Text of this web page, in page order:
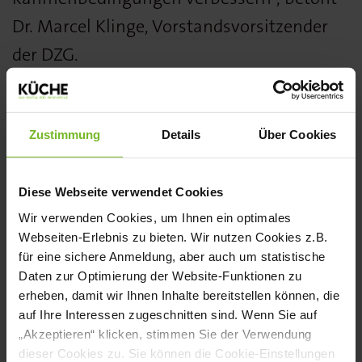
Zustimmung Details Über Cookies
Diese Webseite verwendet Cookies
Wir verwenden Cookies, um Ihnen ein optimales
Webseiten-Erlebnis zu bieten. Wir nutzen Cookies z.B.
für eine sichere Anmeldung, aber auch um statistische
Daten zur Optimierung der Website-Funktionen zu
erheben, damit wir Ihnen Inhalte bereitstellen können, die
auf Ihre Interessen zugeschnitten sind. Wenn Sie auf
„Akzeptieren“ klicken, stimmen Sie der Verwendung
dieser Cookies zu. Sie können die Cookie-Einstellungen
Dr. Marcel Klinge, Vorstandsvorsitzender
der DZG.
Forderung nach wirtschaftspolitischen
Angesichts der bevorstehenden
Bundestagswahl appelliert die Denkfabrik
an die Parteien, die Gastwelt als
wirtschaftlichen und gesellschaftlichen
Faktor anzuerkennen. Dazu gehören eine
dauerhafte Reduzierung der Umsatzsteuer
auf 7 Prozent für Speisen, Investitionen in